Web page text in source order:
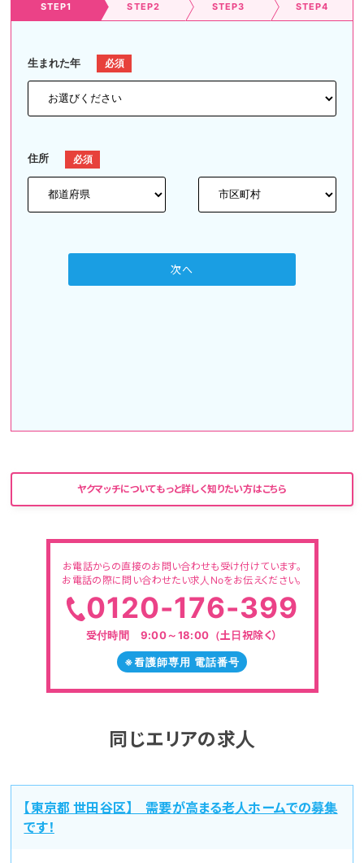
STEP1 STEP2 STEP3 STEP4
生まれた年
住所
次へ
ヤクマッチについてもっと詳しく知りたい方はこちら
お電話からの直接のお問い合わせも受け付けています。
お電話の際に問い合わせたい求人Noをお伝えください。
0120-176-399
受付時間 9:00～18:00（土日祝除く）
※看護師専用 電話番号
同じエリアの求人
【東京都 世田谷区】 需要が高まる老人ホームでの募集
です！